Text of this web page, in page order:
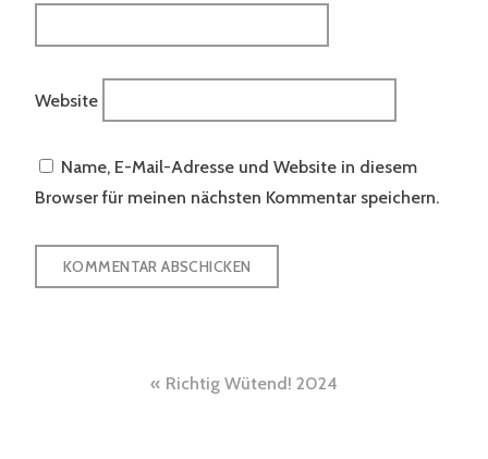
Website
Name, E-Mail-Adresse und Website in diesem
Browser für meinen nächsten Kommentar speichern.
Beitragsnavigation
Richtig Wütend! 2024